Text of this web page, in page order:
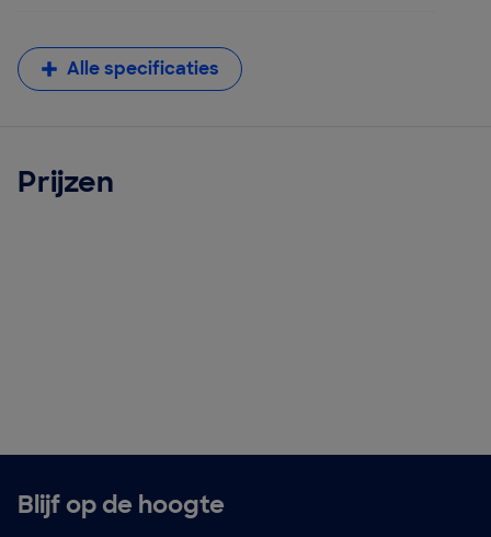
Alle specificaties
Prijzen
Blijf op de hoogte